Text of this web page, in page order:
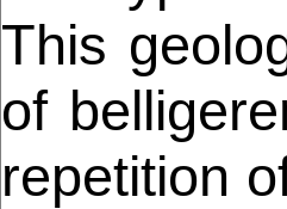
This
of
repetition